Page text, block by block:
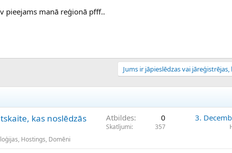
pieejams manā reģionā pfff..
Jums ir jāpieslēdzas vai
kas noslēdzās
Hostings, Domēni
Atbildes 0
Skatījumi 357
3.